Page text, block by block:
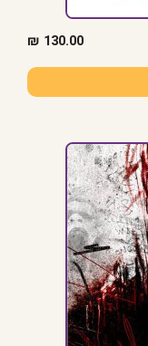
130.00
₪